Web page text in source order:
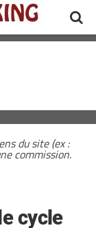
du site (ex :
commission.
cycle